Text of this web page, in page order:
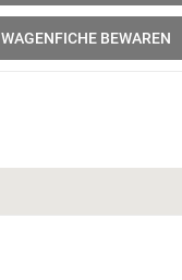
WAGENFICHE BEWAREN